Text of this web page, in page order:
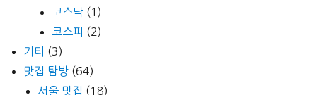
코스닥 (1)
코스피 (2)
기타(3)
맛집 탐방 (64)
서울 맛집 (18)